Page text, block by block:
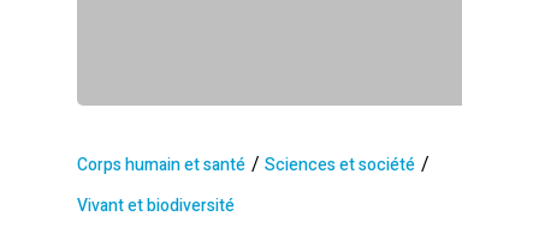
Corps humain et santé / Sciences et société /
Vivant et biodiversité